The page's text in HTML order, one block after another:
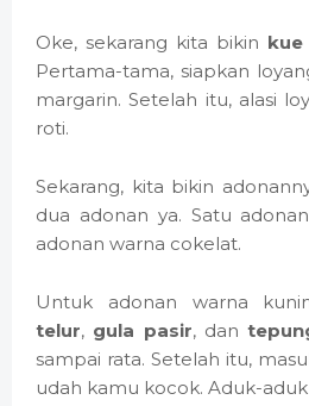
Oke, sekarang kita bikin kue
Pertama-tama, siapkan
margarin. Setelah itu, alasi
roti.
Sekarang, kita bikin
dua adonan ya. Satu
adonan warna cokelat.
Untuk adonan warna
telur, gula pasir, dan
sampai rata. Setelah itu,
udah kamu kocok. Aduk-